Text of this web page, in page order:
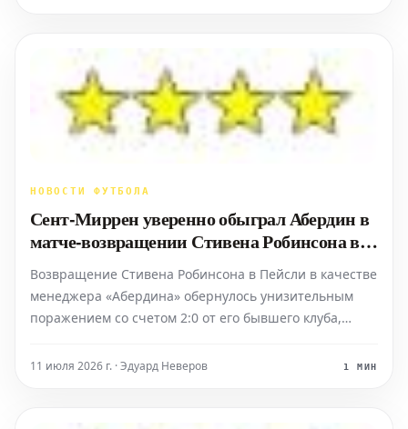
НОВОСТИ ФУТБОЛА
Сент-Миррен уверенно обыграл Абердин в
матче-возвращении Стивена Робинсона в
Пейсли
Возвращение Стивена Робинсона в Пейсли в качестве
менеджера «Абердина» обернулось унизительным
поражением со счетом 2:0 от его бывшего клуба,
усиливает борьбу его команды за избежание
11 июля 2026 г. · Эдуард Неверов 1 МИН